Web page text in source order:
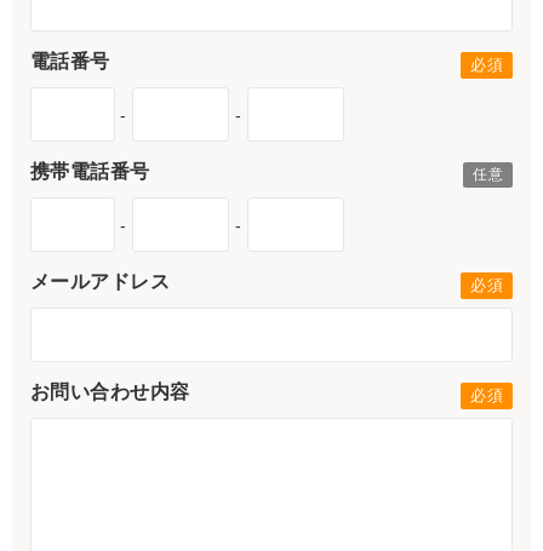
電話番号
- -
携帯電話番号
- -
メールアドレス
お問い合わせ内容